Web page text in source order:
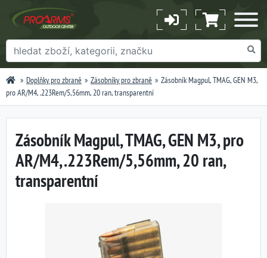
Doplňky pro zbraně Zásobníky pro zbraně
Zásobník Magpul, TMAG, GEN M3,
pro AR/M4, .223Rem/5,56mm, 20 ran, transparentní
Zásobník Magpul, TMAG, GEN M3, pro
AR/M4, .223Rem/5,56mm, 20 ran,
transparentní